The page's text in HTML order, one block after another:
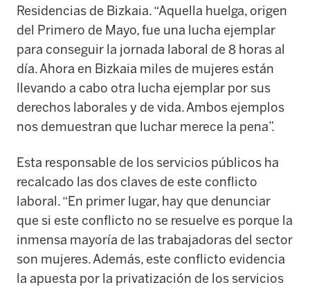
Residencias de Bizkaia. “Aquella huelga, origen
del Primero de Mayo, fue una lucha ejemplar
para conseguir la jornada laboral de 8 horas al
día. Ahora en Bizkaia miles de mujeres están
llevando a cabo otra lucha ejemplar por sus
derechos laborales y de vida. Ambos ejemplos
nos demuestran que luchar merece la pena”.
Esta responsable de los servicios públicos ha
recalcado las dos claves de este conflicto
laboral. “En primer lugar, hay que denunciar
que si este conflicto no se resuelve es porque la
inmensa mayoría de las trabajadoras del sector
son mujeres. Además, este conflicto evidencia
la apuesta por la privatización de los servicios